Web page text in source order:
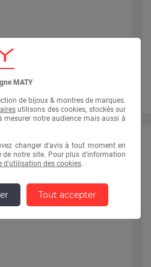
en witte topaas, 45 cm
MATY
de bijoux & montres de marques.
utilisons des cookies, stockés sur
mesurer notre audience mais aussi à
changer d'avis à tout moment en
de notre site. Pour plus d'information
d'utilisation des cookies.
Tout accepter